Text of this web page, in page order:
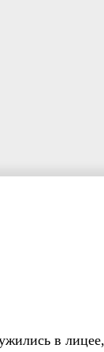
в лицее,